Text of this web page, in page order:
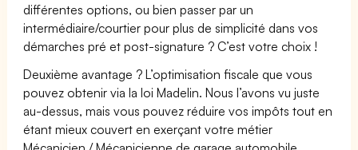
différentes options, ou bien passer par un
intermédiaire/courtier pour plus de simplicité dans vos
démarches pré et post-signature ? C’est votre choix !
Deuxième avantage ? L’optimisation fiscale que vous
pouvez obtenir via la loi Madelin. Nous l’avons vu juste
au-dessus, mais vous pouvez réduire vos impôts tout en
étant mieux couvert en exerçant votre métier